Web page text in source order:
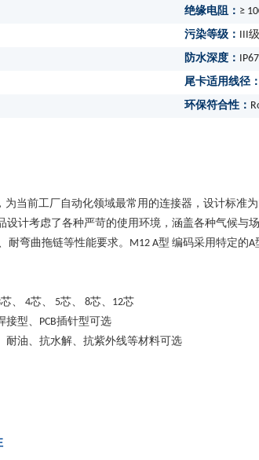
绝缘电阻： ≥
污染等级： III级
防水深度：
尾卡适用线径：
环保符合性：
当前工厂自动化领域最常用的连接器，设计标准
设计考虑了各种严苛的使用环境，涵盖各种气候与
弯曲拖链等性能要求。M12 A型 编码采用特定的A
、 4芯、 5芯、 8芯、12芯
型、PCB插针型可选
耐油、抗水解、抗紫外线等材料可选